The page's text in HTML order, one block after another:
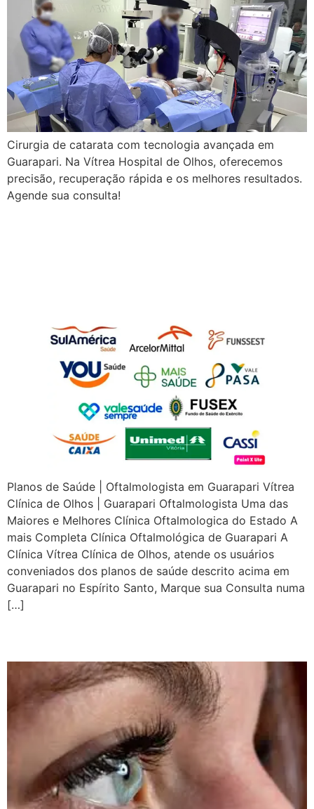
Cirurgia de catarata com tecnologia avançada em
Guarapari. Na Vítrea Hospital de Olhos, oferecemos
precisão, recuperação rápida e os melhores resultados.
Agende sua consulta!
Planos de Saúde | Oftalmologista em Guarapari Vítrea
Clínica de Olhos | Guarapari Oftalmologista Uma das
Maiores e Melhores Clínica Oftalmologica do Estado A
mais Completa Clínica Oftalmológica de Guarapari A
Clínica Vítrea Clínica de Olhos, atende os usuários
conveniados dos planos de saúde descrito acima em
Guarapari no Espírito Santo, Marque sua Consulta numa
[…]